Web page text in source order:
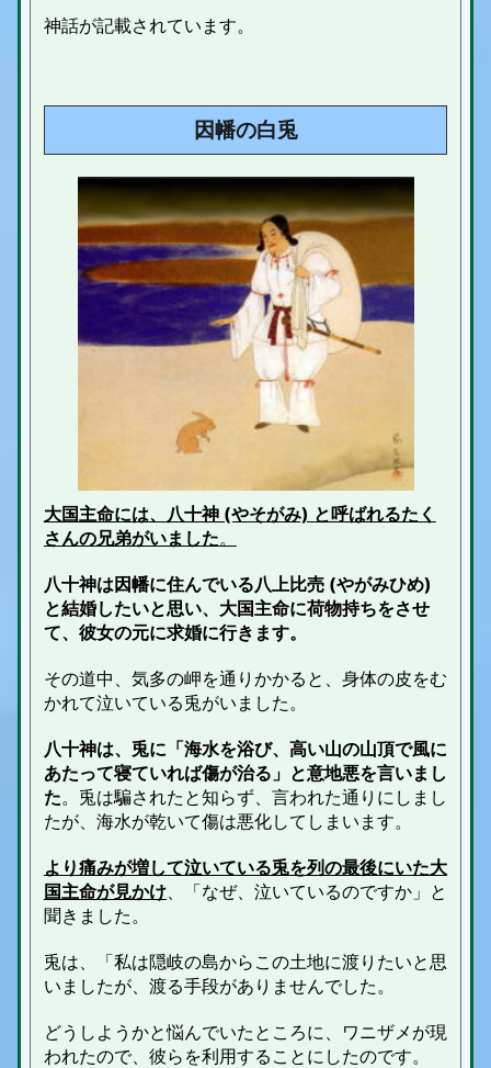
神話が記載されています。
因幡の白兎
大国主命には、八十神 (やそがみ) と呼ばれるたく
さんの兄弟がいました。
八十神は因幡に住んでいる八上比売 (やがみひめ)
と結婚したいと思い、大国主命に荷物持ちをさせ
て、彼女の元に求婚に行きます。
その道中、気多の岬を通りかかると、身体の皮をむ
かれて泣いている兎がいました。
八十神は、兎に「海水を浴び、高い山の山頂で風に
あたって寝ていれば傷が治る」と意地悪を言いまし
た。兎は騙されたと知らず、言われた通りにしまし
たが、海水が乾いて傷は悪化してしまいます。
より痛みが増して泣いている兎を列の最後にいた大
国主命が見かけ、「なぜ、泣いているのですか」と
聞きました。
兎は、「私は隠岐の島からこの土地に渡りたいと思
いましたが、渡る手段がありませんでした。
どうしようかと悩んでいたところに、ワニザメが現
われたので、彼らを利用することにしたのです。